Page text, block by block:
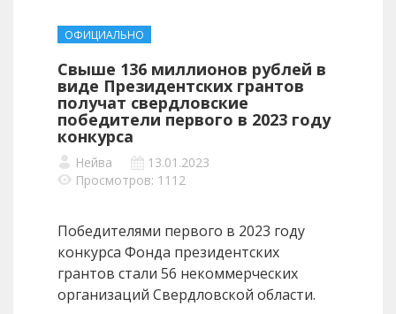
ОФИЦИАЛЬНО
Свыше 136 миллионов рублей в
виде Президентских грантов
получат свердловские
победители первого в 2023 году
конкурса
Нейва
13.01.2023
Просмотров: 1112
Победителями первого в 2023 году
конкурса Фонда президентских
грантов стали 56 некоммерческих
организаций Свердловской области.